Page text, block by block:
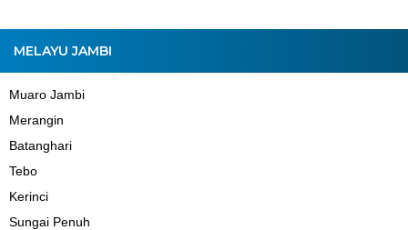
MELAYU JAMBI
Muaro Jambi
Merangin
Batanghari
Tebo
Kerinci
Sungai Penuh